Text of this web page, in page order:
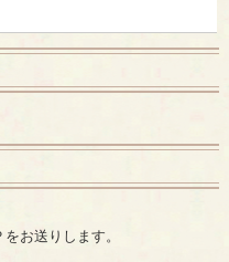
お送りします。